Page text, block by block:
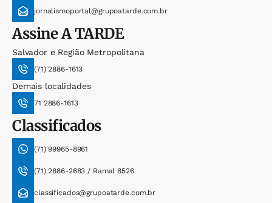
jornalismoportal@grupoatarde.com.br
AssineA TARDE
Salvador e Região Metropolitana
(71) 2886-1613
Demais localidades
71 2886-1613
Classificados
(71) 99965-8961
(71) 2886-2683 / Ramal 8526
classificados@grupoatarde.com.br